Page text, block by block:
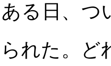
る日、つ
れた。ど